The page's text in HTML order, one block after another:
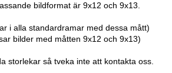
bildformat är 9x12 och 9x13.
i alla standardramar med dessa mått)
bilder med måtten 9x12 och 9x13)
storlekar så tveka inte att kontakta oss.